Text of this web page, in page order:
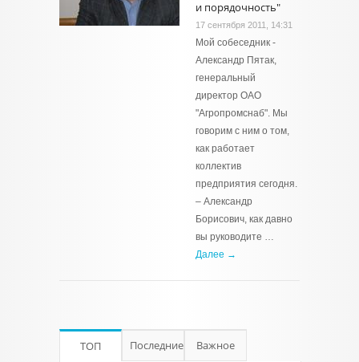
и порядочность"
17 сентября 2011, 14:31
Мой собеседник -
Александр Пятак,
генеральный
директор ОАО
"Агропромснаб". Мы
говорим с ним о том,
как работает
коллектив
предприятия сегодня.
– Александр
Борисович, как давно
вы руководите …
Далее →
ТОП Последние Важное